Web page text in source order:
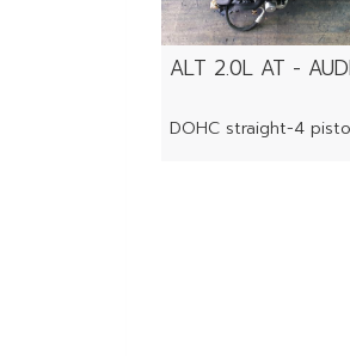
ALT 2.0L AT -
DOHC straight-4